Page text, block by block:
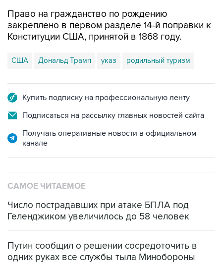
Право на гражданство по рождению
закреплено в первом разделе 14-й поправки к
Конституции США, принятой в 1868 году.
США Дональд Трамп указ родильный туризм
Купить подписку на профессиональную ленту
Подписаться на рассылку главных новостей сайта
Получать оперативные новости в официальном
канале
САМОЕ ЧИТАЕМОЕ
Число пострадавших при атаке БПЛА под
Геленджиком увеличилось до 58 человек
Путин сообщил о решении сосредоточить в
одних руках все службы тыла Минобороны